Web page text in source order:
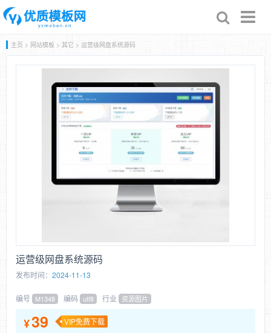
主页 > 网站模板 > 其它 > 运营级网盘系统源码
运营级网盘系统源码
发布时间： 2024-11-13
编号 M1348 编码 utf8 行业 资源图片
¥39 VIP免费下载